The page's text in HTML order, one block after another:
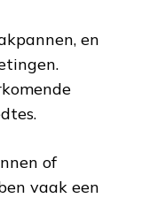
en
of
vaak een